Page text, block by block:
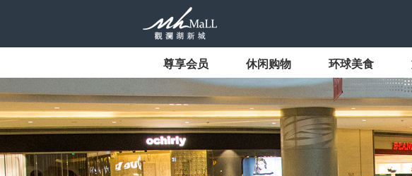
尊享会员 休闲购物 环球美食